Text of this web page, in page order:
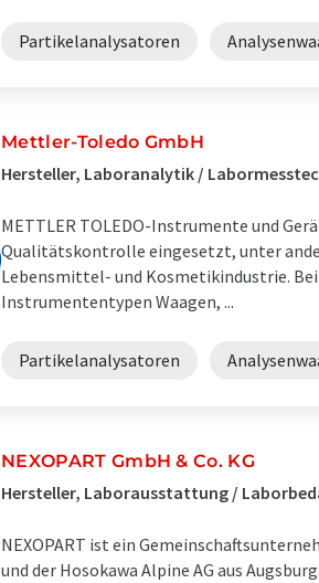
Partikelanalysatoren
Mettler-Toledo GmbH
Hersteller, Laboranalytik /
METTLER TOLEDO-Instrumente und
Qualitätskontrolle eingesetzt, unter
Lebensmittel- und Kosmetikindustrie.
Instrumententypen Waagen, ...
Partikelanalysatoren
NEXOPART GmbH & Co. KG
Hersteller, Laborausstattung /
NEXOPART ist ein
und der Hosokawa Alpine AG aus